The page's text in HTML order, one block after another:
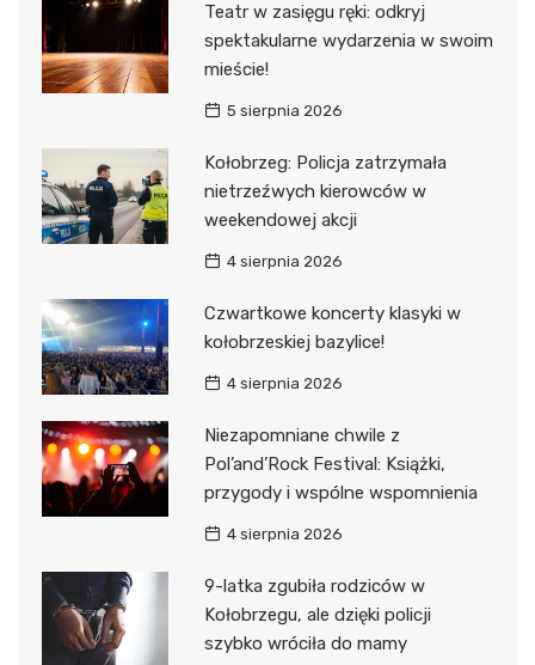
Teatr w zasięgu ręki: odkryj
spektakularne wydarzenia w swoim
mieście!
5 sierpnia 2026
Kołobrzeg: Policja zatrzymała
nietrzeźwych kierowców w
weekendowej akcji
4 sierpnia 2026
Czwartkowe koncerty klasyki w
kołobrzeskiej bazylice!
4 sierpnia 2026
Niezapomniane chwile z
Pol’and’Rock Festival: Książki,
przygody i wspólne wspomnienia
4 sierpnia 2026
9-latka zgubiła rodziców w
Kołobrzegu, ale dzięki policji
szybko wróciła do mamy